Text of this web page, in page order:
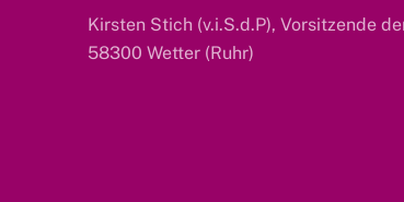
Kirsten Stich (v.i.S.d.P), Vorsitzende
58300 Wetter (Ruhr)